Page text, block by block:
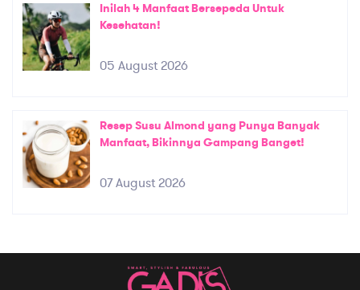
Inilah 4 Manfaat Bersepeda Untuk
Kesehatan!
05 August 2026
Resep Susu Almond yang Punya Banyak
Manfaat, Bikinnya Gampang Banget!
07 August 2026